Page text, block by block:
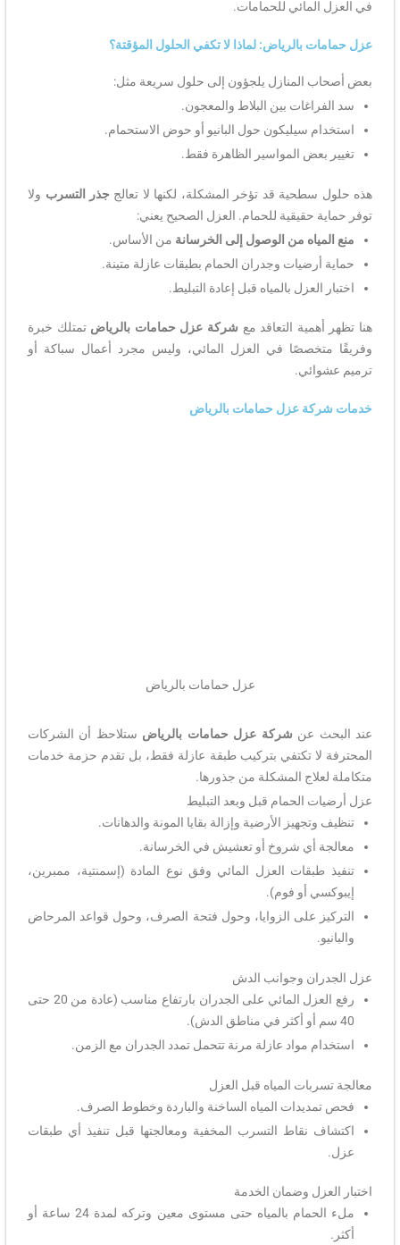
في العزل المائي للحمامات.
عزل حمامات بالرياض: لماذا لا تكفي الحلول المؤقتة؟
بعض أصحاب المنازل يلجؤون إلى حلول سريعة مثل:
سد الفراغات بين البلاط والمعجون.
استخدام سيليكون حول البانيو أو حوض الاستحمام.
تغيير بعض المواسير الظاهرة فقط.
هذه حلول سطحية قد تؤخر المشكلة، لكنها لا تعالج جذر التسرب ولا
توفر حماية حقيقية للحمام. العزل الصحيح يعني:
منع المياه من الوصول إلى الخرسانة من الأساس.
حماية أرضيات وجدران الحمام بطبقات عازلة متينة.
اختبار العزل بالمياه قبل إعادة التبليط.
هنا تظهر أهمية التعاقد مع شركة عزل حمامات بالرياض تمتلك خبرة
وفريقًا متخصصًا في العزل المائي، وليس مجرد أعمال سباكة أو
ترميم عشوائي.
خدمات شركة عزل حمامات بالرياض
عزل حمامات بالرياض
عند البحث عن شركة عزل حمامات بالرياض ستلاحظ أن الشركات
المحترفة لا تكتفي بتركيب طبقة عازلة فقط، بل تقدم حزمة خدمات
متكاملة لعلاج المشكلة من جذورها.
عزل أرضيات الحمام قبل وبعد التبليط
تنظيف وتجهيز الأرضية وإزالة بقايا المونة والدهانات.
معالجة أي شروخ أو تعشيش في الخرسانة.
تنفيذ طبقات العزل المائي وفق نوع المادة (إسمنتية، ممبرين،
إيبوكسي أو فوم).
التركيز على الزوايا، وحول فتحة الصرف، وحول قواعد المرحاض
والبانيو.
عزل الجدران وجوانب الدش
رفع العزل المائي على الجدران بارتفاع مناسب (عادة من 20 حتى
40 سم أو أكثر في مناطق الدش).
استخدام مواد عازلة مرنة تتحمل تمدد الجدران مع الزمن.
معالجة تسربات المياه قبل العزل
فحص تمديدات المياه الساخنة والباردة وخطوط الصرف.
اكتشاف نقاط التسرب المخفية ومعالجتها قبل تنفيذ أي طبقات
عزل.
اختبار العزل وضمان الخدمة
ملء الحمام بالمياه حتى مستوى معين وتركه لمدة 24 ساعة أو
أكثر.